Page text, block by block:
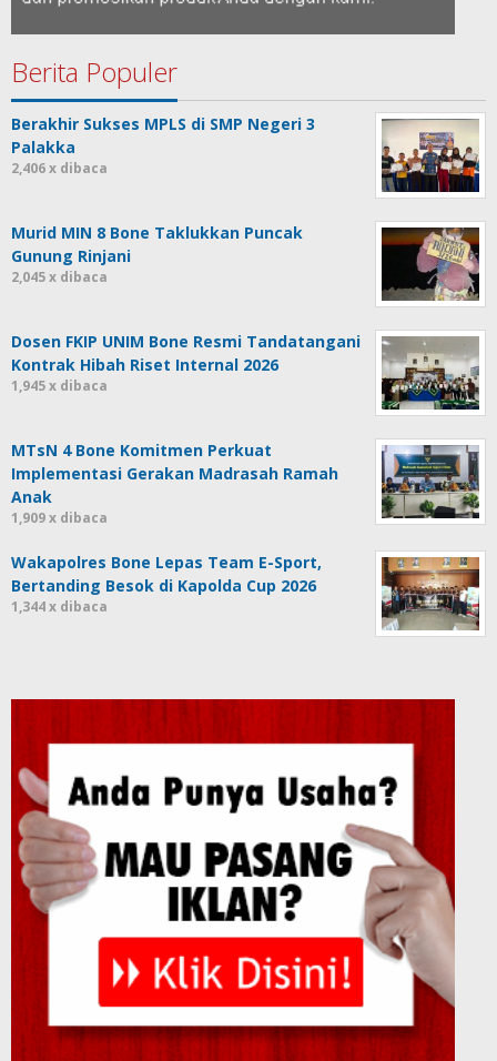
Berita Populer
Berakhir Sukses MPLS di SMP Negeri 3
Palakka
2,406 x dibaca
Murid MIN 8 Bone Taklukkan Puncak
Gunung Rinjani
2,045 x dibaca
Dosen FKIP UNIM Bone Resmi Tandatangani
Kontrak Hibah Riset Internal 2026
1,945 x dibaca
MTsN 4 Bone Komitmen Perkuat
Implementasi Gerakan Madrasah Ramah
Anak
1,909 x dibaca
Wakapolres Bone Lepas Team E-Sport,
Bertanding Besok di Kapolda Cup 2026
1,344 x dibaca